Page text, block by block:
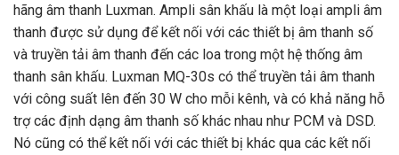
hãng âm thanh Luxman. Ampli sân khấu là một loại ampli âm
thanh được sử dụng để kết nối với các thiết bị âm thanh số
và truyền tải âm thanh đến các loa trong một hệ thống âm
thanh sân khấu. Luxman MQ-30s có thể truyền tải âm thanh
với công suất lên đến 30 W cho mỗi kênh, và có khả năng hỗ
trợ các định dạng âm thanh số khác nhau như PCM và DSD.
Nó cũng có thể kết nối với các thiết bị khác qua các kết nối